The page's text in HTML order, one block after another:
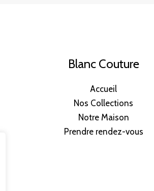
Blanc Couture
Accueil
Nos Collections
Notre Maison
Prendre rendez-vous